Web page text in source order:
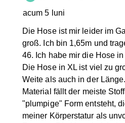
acum 5 luni
Die Hose ist mir leider im
groß. Ich bin 1,65m und
46. Ich habe mir die Hose in
Die Hose in XL ist viel zu
Weite als auch in der
Material fällt der meiste
"plumpige" Form entsteht,
meiner Körperstatur als